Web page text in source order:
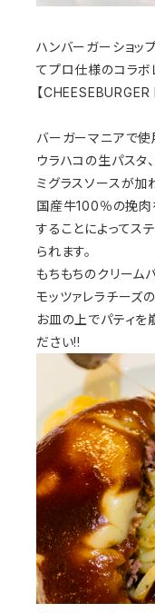
ハンバーガーショッ
てプロ仕様のコラボ
【CHEESEBURGER
バーガーマニアで使
ウラハコの生パス
ミグラスソースが加
国産牛100％の挽肉
することによってス
られます。
もちもちのクリーム
モッツァレラチーズ
お皿の上でパティを
ださい!!